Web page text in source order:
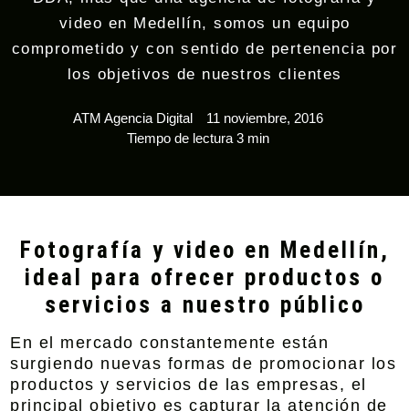
video en Medellín, somos un equipo
comprometido y con sentido de pertenencia por
los objetivos de nuestros clientes
ATM Agencia Digital
11 noviembre, 2016
Tiempo de lectura 3 min
Fotografía y video en Medellín,
ideal para ofrecer productos o
servicios a nuestro público
En el mercado constantemente están
surgiendo nuevas formas de promocionar los
productos y servicios de las empresas, el
principal objetivo es capturar la atención de